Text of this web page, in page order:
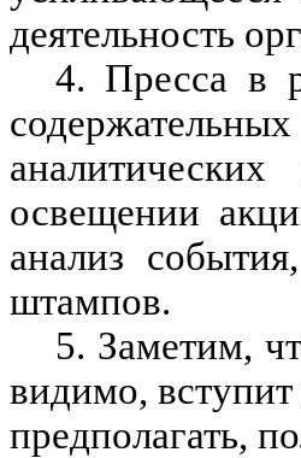
деятельность
4. Пресса в
освещении
анализ
штампов.
5. Заметим,
видимо,
предполагать,